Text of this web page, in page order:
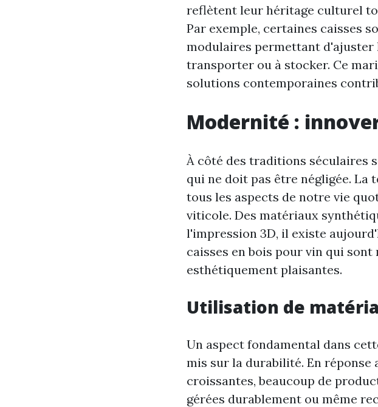
reflètent leur héritage culturel
Par exemple, certaines caisses
modulaires permettant d'ajuster
transporter ou à stocker. Ce
solutions contemporaines
Modernité :
À côté des traditions séculaires
qui ne doit pas être négligée.
tous les aspects de notre vie
viticole. Des matériaux
l'impression 3D, il existe
caisses en bois pour vin qui
esthétiquement plaisantes.
Utilisation de
Un aspect fondamental dans
mis sur la durabilité. En
croissantes, beaucoup de
gérées durablement ou même